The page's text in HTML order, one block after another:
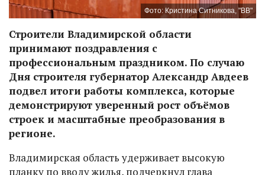
Фото: Кристина Ситникова, "ВВ"
Строители Владимирской области
принимают поздравления с
профессиональным праздником. По случаю
Дня строителя губернатор Александр Авдеев
подвел итоги работы комплекса, которые
демонстрируют уверенный рост объёмов
строек и масштабные преобразования в
регионе.
Владимирская область удерживает высокую
планку по вводу жилья, подчеркнул глава